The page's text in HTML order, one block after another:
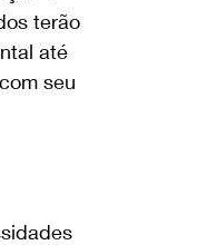
terão
até
seu